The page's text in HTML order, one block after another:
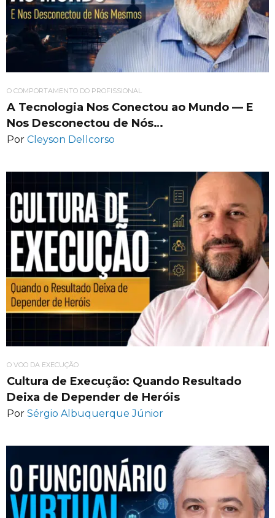
O COMPORTAMENTO DO PROFISSIONAL
A Tecnologia Nos Conectou ao Mundo — E
Nos Desconectou de Nós…
Por Cleyson Dellcorso
O VOO DA EXECUÇÃO
Cultura de Execução: Quando Resultado
Deixa de Depender de Heróis
Por Sérgio Albuquerque Júnior